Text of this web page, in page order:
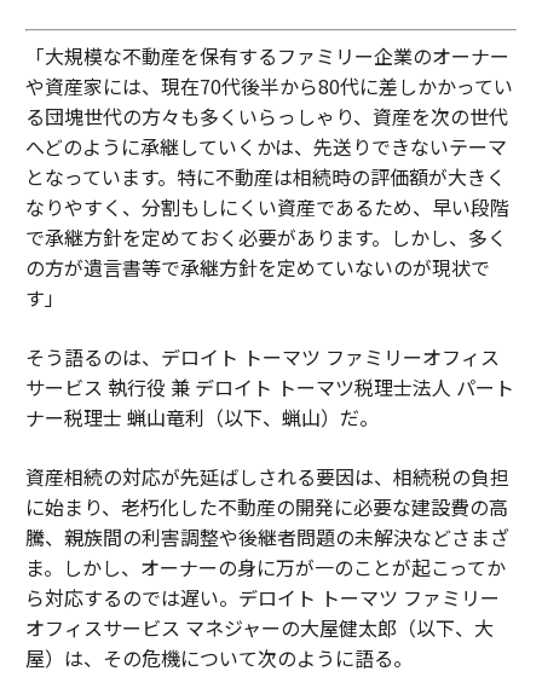
「大規模な不動産を保有するファミリー企業のオーナー
や資産家には、現在70代後半から80代に差しかかってい
る団塊世代の方々も多くいらっしゃり、資産を次の世代
へどのように承継していくかは、先送りできないテーマ
となっています。特に不動産は相続時の評価額が大きく
なりやすく、分割もしにくい資産であるため、早い段階
で承継方針を定めておく必要があります。しかし、多く
の方が遺言書等で承継方針を定めていないのが現状で
す」
そう語るのは、デロイト トーマツ ファミリーオフィス
サービス 執行役 兼 デロイト トーマツ税理士法人 パート
ナー税理士 蝋山竜利（以下、蝋山）だ。
資産相続の対応が先延ばしされる要因は、相続税の負担
に始まり、老朽化した不動産の開発に必要な建設費の高
騰、親族間の利害調整や後継者問題の未解決などさまざ
ま。しかし、オーナーの身に万が一のことが起こってか
ら対応するのでは遅い。デロイト トーマツ ファミリー
オフィスサービス マネジャーの大屋健太郎（以下、大
屋）は、その危機について次のように語る。